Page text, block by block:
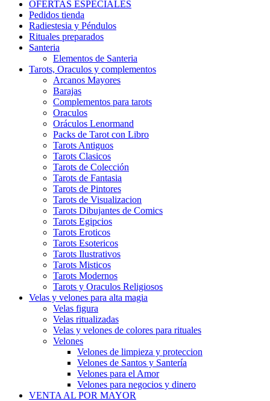
OFERTAS ESPECIALES
Pedidos tienda
Radiestesia y Péndulos
Rituales preparados
Santeria
Elementos de Santeria
Tarots, Oraculos y complementos
Arcanos Mayores
Barajas
Complementos para tarots
Oraculos
Oráculos Lenormand
Packs de Tarot con Libro
Tarots Antiguos
Tarots Clasicos
Tarots de Colección
Tarots de Fantasia
Tarots de Pintores
Tarots de Visualizacion
Tarots Dibujantes de Comics
Tarots Egipcios
Tarots Eroticos
Tarots Esotericos
Tarots Ilustrativos
Tarots Misticos
Tarots Modernos
Tarots y Oraculos Religiosos
Velas y velones para alta magia
Velas figura
Velas ritualizadas
Velas y velones de colores para rituales
Velones
Velones de limpieza y proteccion
Velones de Santos y Santería
Velones para el Amor
Velones para negocios y dinero
VENTA AL POR MAYOR